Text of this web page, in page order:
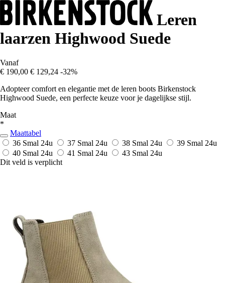
Leren
laarzen Highwood Suede
Vanaf
€ 190,00 € 129,24 -32%
Adopteer comfort en elegantie met de leren boots Birkenstock
Highwood Suede, een perfecte keuze voor je dagelijkse stijl.
Maat
*
Maattabel
36 Smal 24u 37 Smal 24u 38 Smal 24u 39 Smal 24u
40 Smal 24u 41 Smal 24u 43 Smal 24u
Dit veld is verplicht